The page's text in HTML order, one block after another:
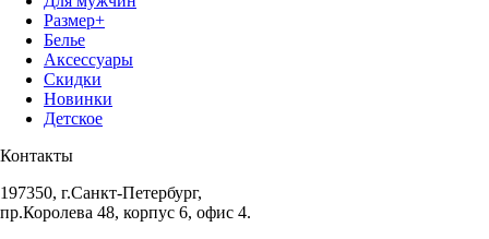
Размер+
Белье
Аксессуары
Скидки
Новинки
Детское
Контакты
197350, г.Санкт-Петербург,
пр.Королева 48, корпус 6, офис 4.